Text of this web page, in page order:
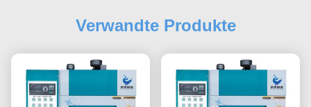
Verwandte Produkte